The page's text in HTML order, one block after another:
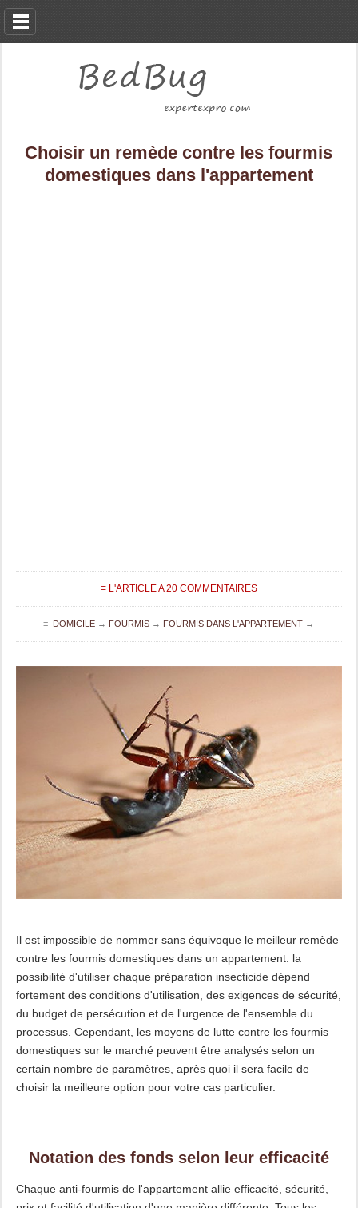
Choisir un remède contre les fourmis
domestiques dans l'appartement
≡ L'ARTICLE A 20 COMMENTAIRES
≡ DOMICILE → FOURMIS → FOURMIS DANS L'APPARTEMENT →
Il est impossible de nommer sans équivoque le meilleur remède
contre les fourmis domestiques dans un appartement: la
possibilité d'utiliser chaque préparation insecticide dépend
fortement des conditions d'utilisation, des exigences de sécurité,
du budget de persécution et de l'urgence de l'ensemble du
processus. Cependant, les moyens de lutte contre les fourmis
domestiques sur le marché peuvent être analysés selon un
certain nombre de paramètres, après quoi il sera facile de
choisir la meilleure option pour votre cas particulier.
Notation des fonds selon leur efficacité
Chaque anti-fourmis de l'appartement allie efficacité, sécurité,